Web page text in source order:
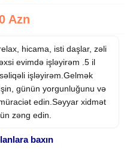
Azn
hicama, isti daşlar, zəli
evimdə işləyirəm .5 il
işləyirəm.Gelmək
günün yorgunluğunu və
edin.Səyyar xidmət
zəng edin.
baxın